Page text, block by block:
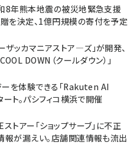
和8年熊本地震の被災地緊急支援
を決定、1億円規模の寄付を予定
ザッカマニアストア―ズ」が開発、
DOWN（クールダウン）」
を体験できる「Rakuten AI
ト。パシフィコ横浜で開催
トアー「ショップサーブ」に不正
報が漏えい。店舗関連情報も流出